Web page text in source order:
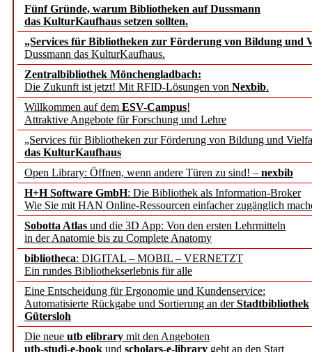
Fünf Gründe, warum Bibliotheken auf Dussmann
das KulturKaufhaus setzen sollten.
„Services für Bibliotheken zur Förderung von Bildung und
Dussmann das KulturKaufhaus.
Zentralbibliothek Mönchengladbach:
Die Zukunft ist jetzt! Mit RFID-Lösungen von Nexbib.
Willkommen auf dem ESV-Campus!
Attraktive Angebote für Forschung und Lehre
„Services für Bibliotheken zur Förderung von Bildung und
das KulturKaufhaus
Open Library: Öffnen, wenn andere Türen zu sind! – nexbib
H+H Software GmbH: Die Bibliothek als Information-Broker
Wie Sie mit HAN Online-Ressourcen einfacher zugänglich
Sobotta Atlas und die 3D App: Von den ersten Lehrmitteln
in der Anatomie bis zu Complete Anatomy
bibliotheca: DIGITAL – MOBIL – VERNETZT
Ein rundes Bibliothekserlebnis für alle
Eine Entscheidung für Ergonomie und Kundenservice:
Automatisierte Rückgabe und Sortierung an derStadtbibliothek
Gütersloh
Die neue utb elibrary mit den Angeboten
utb-studi-e-book und scholars-e-library geht an den Start
Segment Research –
angepasst
konstruktiv!
Mohr Siebeck
und die Zeitschrift für
Francke Attempto
EBSCO Information
Recherchefunktionen in
Sorbisches Institut neu
Geschichte und